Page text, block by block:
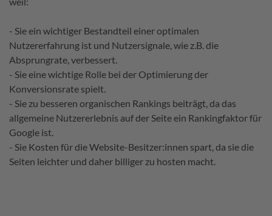
- Sie ein wichtiger Bestandteil einer optimalen
Nutzererfahrung ist und Nutzersignale, wie z.B. die
Absprungrate, verbessert.
- Sie eine wichtige Rolle bei der Optimierung der
Konversionsrate spielt.
- Sie zu besseren organischen Rankings beiträgt, da das
allgemeine Nutzererlebnis auf der Seite ein Rankingfaktor für
Google ist.
- Sie Kosten für die Website-Besitzer:innen spart, da sie die
Seiten leichter und daher billiger zu hosten macht.